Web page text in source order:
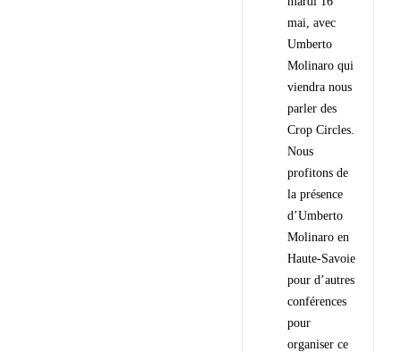
mai, avec
Umberto
Molinaro qui
viendra nous
parler des
Crop Circles.
Nous
profitons de
la présence
d’Umberto
Molinaro en
Haute-Savoie
pour d’autres
conférences
pour
organiser ce